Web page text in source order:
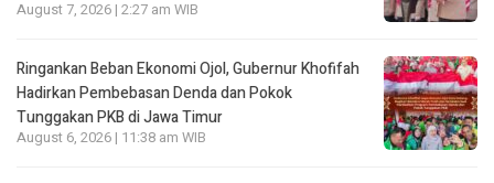
August 7, 2026 | 2:27 am WIB
Ringankan Beban Ekonomi Ojol, Gubernur Khofifah
Hadirkan Pembebasan Denda dan Pokok
Tunggakan PKB di Jawa Timur
August 6, 2026 | 11:38 am WIB